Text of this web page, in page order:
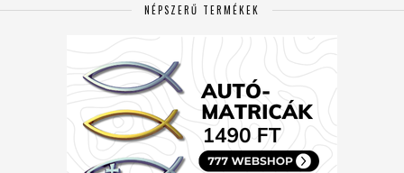
NÉPSZERŰ TERMÉKEK